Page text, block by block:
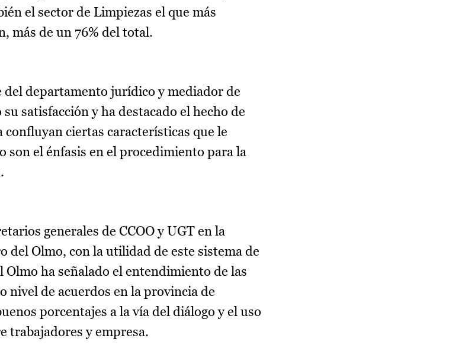
el sector de Limpiezas el que más
más de un 76% del total.
del departamento jurídico y mediador de
satisfacción y ha destacado el hecho de
ciertas características que le
son el énfasis en el procedimiento para la
generales de CCOO y UGT en la
del Olmo, con la utilidad de este sistema de
ha señalado el entendimiento de las
nivel de acuerdos en la provincia de
porcentajes a la vía del diálogo y el uso
trabajadores y empresa.